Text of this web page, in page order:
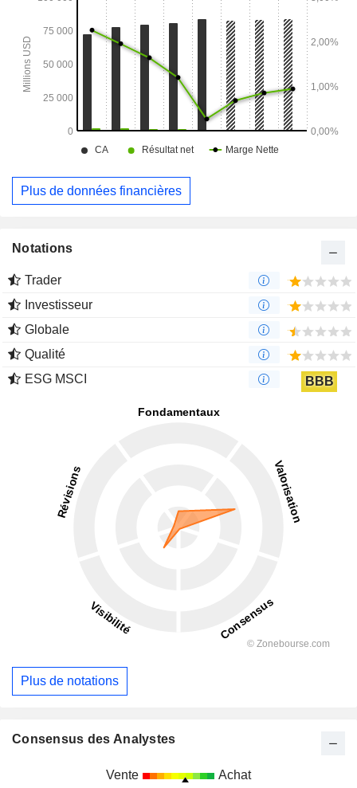
Plus de données financières
Notations
Trader
Investisseur
Globale
Qualité
ESG MSCI
BBB
Plus de notations
Consensus des Analystes
Vente Achat